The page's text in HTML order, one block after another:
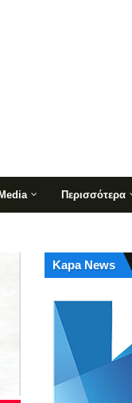
Περισσότερα
Kapa News